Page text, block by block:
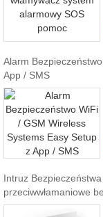
Alarm
App / SMS
Intruz
przeciwwłamaniowe